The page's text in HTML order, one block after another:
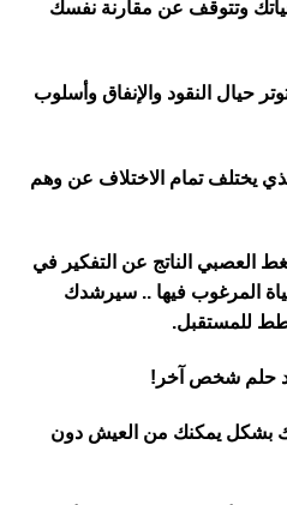
وتتوقف عن مقارنة نفسك
حيال النقود والإنفاق وأسلوب
يختلف تمام الاختلاف عن وهم
العصبي الناتج عن التفكير في
المرغوب فيها .. سيرشدك
للمستقبل.
حلم شخص آخر!
بشكل يمكنك من العيش دون